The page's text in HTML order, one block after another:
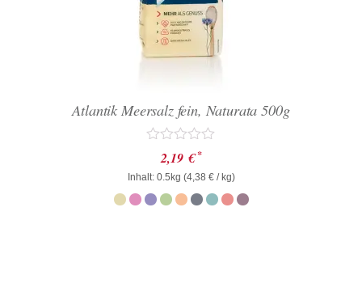
Atlantik Meersalz fein, Naturata 500g
Bewertet
mit
0
von
5
2,19 € *
Inhalt: 0.5kg (4,38 €/ kg)